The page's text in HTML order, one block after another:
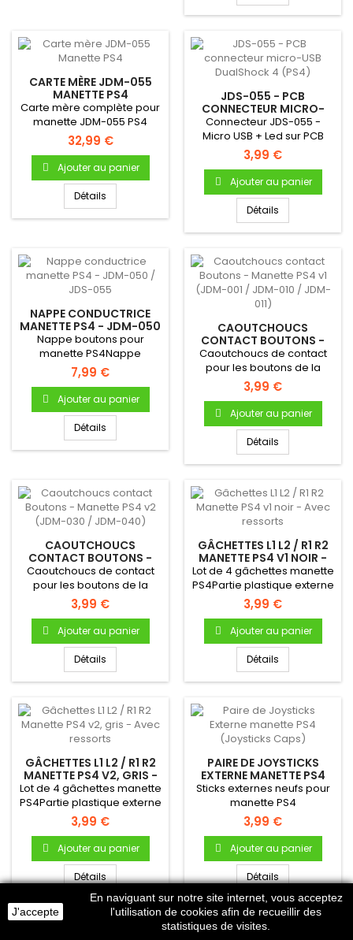
CARTE MÈRE JDM-055
MANETTE PS4
Carte mère complète pour
manette JDM-055 PS4
32,99 €
Ajouter au panier
Détails
JDS-055 - PCB
CONNECTEUR MICRO-
USB DUALSHOCK 4 (PS4)
Connecteur JDS-055 -
Micro USB + Led sur PCB
pour manette
PS4Référence...
3,99 €
Ajouter au panier
Détails
NAPPE CONDUCTRICE
MANETTE PS4 - JDM-050
/ JDS-055
Nappe boutons pour
manette PS4Nappe
conductrice boutons
manette PS4 Pour...
7,99 €
Ajouter au panier
Détails
CAOUTCHOUCS
CONTACT BOUTONS -
MANETTE PS4 V1 (JDM-
001 / JDM-010 / JDM-011)
Caoutchoucs de contact
pour les boutons de la
manette PS4, v1 (JDM-001 /...
3,99 €
Ajouter au panier
Détails
CAOUTCHOUCS
CONTACT BOUTONS -
MANETTE PS4 V2 (JDM-
030 / JDM-040)
Caoutchoucs de contact
pour les boutons de la
manette PS4 v2 (modèles
JDM-030...
3,99 €
Ajouter au panier
Détails
GÂCHETTES L1 L2 / R1 R2
MANETTE PS4 V1 NOIR -
AVEC RESSORTS
Lot de 4 gâchettes manette
PS4Partie plastique externe
Gâchettes L1/L2 et...
3,99 €
Ajouter au panier
Détails
GÂCHETTES L1 L2 / R1 R2
MANETTE PS4 V2, GRIS -
AVEC RESSORTS
Lot de 4 gâchettes manette
PS4Partie plastique externe
Gâchettes L1, L2, R1...
3,99 €
Ajouter au panier
Détails
PAIRE DE JOYSTICKS
EXTERNE MANETTE PS4
(JOYSTICKS CAPS)
Sticks externes neufs pour
manette PS4
3,99 €
Ajouter au panier
Détails
Nouveau
J'accepte
En naviguant sur notre site internet, vous acceptez
l'utilisation de cookies afin de recueillir des
statistiques de visites.